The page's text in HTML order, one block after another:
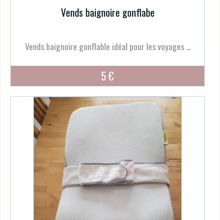
Vends baignoire gonflabe
Vends baignoire gonflable idéal pour les voyages ...
5 €